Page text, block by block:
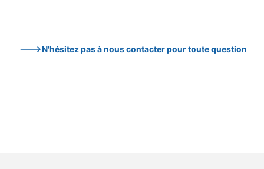
--->N'hésitez pas à nous contacter pour toute question